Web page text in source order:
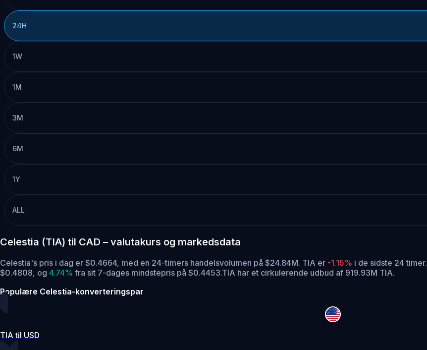
24H
1W
1M
3M
6M
1Y
ALL
Celestia (TIA) til CAD – valutakurs og markedsdata
Celestia's pris i dag er $0.4664, med en 24-timers handelsvolumen på $24.84M. TIA er -1.15% i de sidste 24 timer.
$0.4808, og 4.74% fra sit 7-dages mindstepris på $0.4453.TIA har et cirkulerende udbud af 919.93M TIA.
Populære Celestia-konverteringspar
TIA til USD